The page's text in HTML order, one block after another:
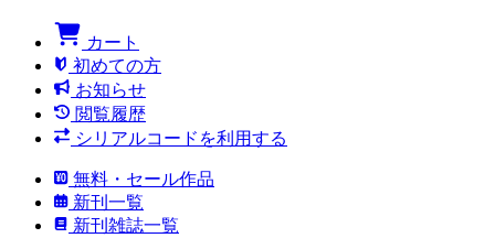
カート
初めての方
お知らせ
閲覧履歴
シリアルコードを利用する
無料・セール作品
新刊一覧
新刊雑誌一覧